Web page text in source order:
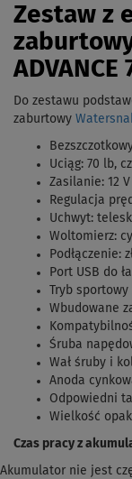
Zestaw z
ADVANCE
Do zestawu
zaburtowy
Uciąg: 70 lb,
Zasilanie: 12 V
Regulacja
Uchwyt:
Woltomierz:
Podłączenie:
Port USB do
Tryb
Wbudowane
Śruba
Wał śruby i
Anoda
Odpowiedni
Wielkość
Czas pracy z
Akumulator nie jest